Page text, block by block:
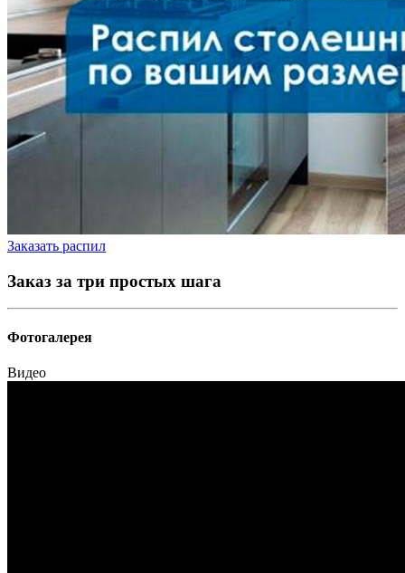
Заказать распил
Заказ за три простых шага
Фотогалерея
Видео